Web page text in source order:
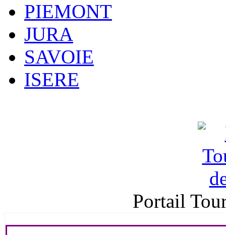
PIEMONT
JURA
SAVOIE
ISERE
Portail